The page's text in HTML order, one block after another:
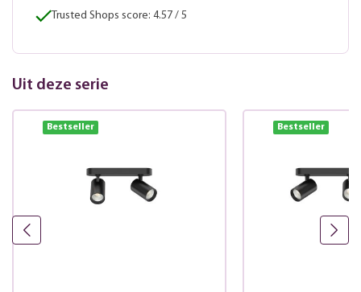
Trusted Shops score: 4.57 / 5
Uit deze serie
Bestseller Bestseller